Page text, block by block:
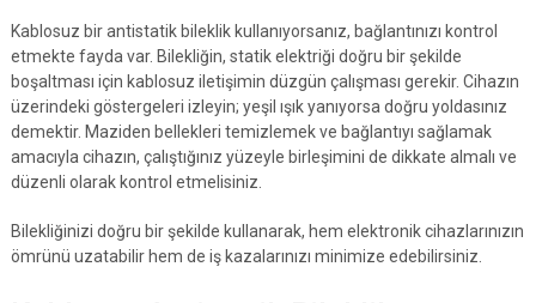
Kablosuz bir antistatik bileklik kullanıyorsanız, bağlantınızı kontrol
etmekte fayda var. Bilekliğin, statik elektriği doğru bir şekilde
boşaltması için kablosuz iletişimin düzgün çalışması gerekir. Cihazın
üzerindeki göstergeleri izleyin; yeşil ışık yanıyorsa doğru yoldasınız
demektir. Maziden bellekleri temizlemek ve bağlantıyı sağlamak
amacıyla cihazın, çalıştığınız yüzeyle birleşimini de dikkate almalı ve
düzenli olarak kontrol etmelisiniz.
Bilekliğinizi doğru bir şekilde kullanarak, hem elektronik cihazlarınızın
ömrünü uzatabilir hem de iş kazalarınızı minimize edebilirsiniz.